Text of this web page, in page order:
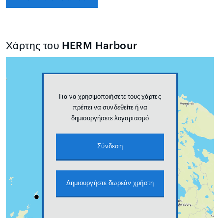
Χάρτης του HERM Harbour
Για να χρησιμοποιήσετε τους χάρτες
πρέπει να συνδεθείτε ή να
δημιουργήσετε λογαριασμό
Σύνδεση
Δημιουργήστε δωρεάν χρήστη